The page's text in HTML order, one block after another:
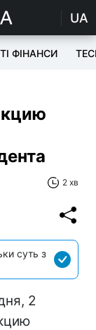
UA
ФІНАНСИ
2 хв
суть з
2